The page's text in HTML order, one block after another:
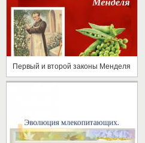
Первый и второй законы Менделя